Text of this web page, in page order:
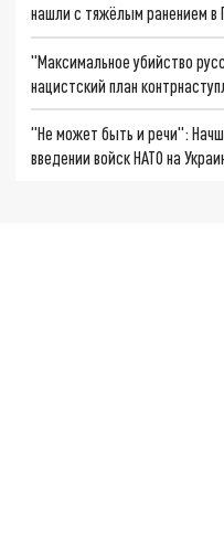
нашли с тяжёлым ранением в
"Максимальное убийство
нацистский план
"Не может быть и речи":
введении войск НАТО на